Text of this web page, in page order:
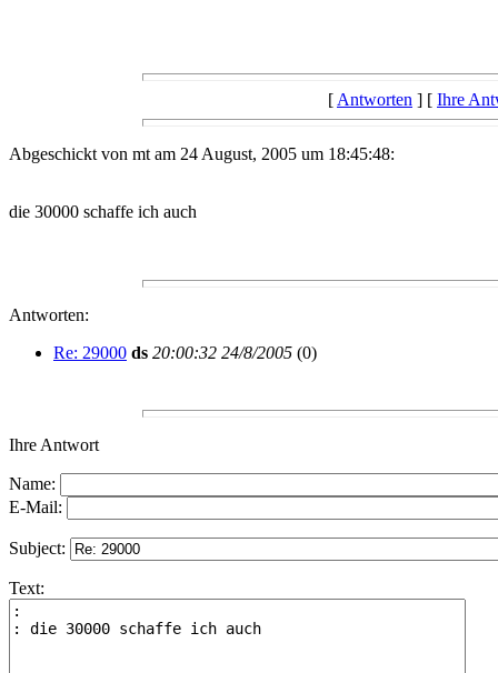
[Antworten ] [ Ihre
Abgeschickt von mt am 24 August, 2005 um 18:45:48:
die 30000 schaffe ich auch
Antworten:
Re: 29000 ds 20:00:32 24/8/2005 (0)
Ihre Antwort
Name:
E-Mail:
Subject:
Text: